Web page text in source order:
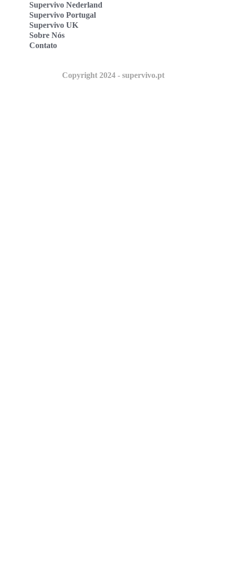
Supervivo Nederland
Supervivo Portugal
Supervivo UK
Sobre Nós
Contato
Copyright 2024 - supervivo.pt